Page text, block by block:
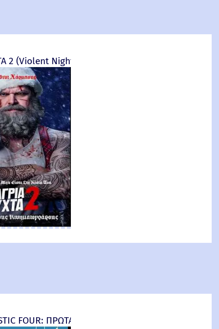
2 (Violent Night 2)
Brand New Day) New Threat
FOUR: ΠΡΩΤΑ ΒΗΜΑΤΑ - final